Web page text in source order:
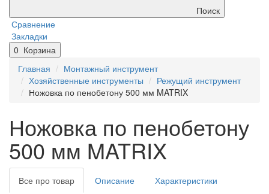
Поиск
Сравнение
Закладки
0 Корзина
Главная
Монтажный инструмент
Хозяйственные инструменты
Режущий инструмент
Ножовка по пенобетону 500 мм MATRIX
Ножовка по пенобетону
500 мм MATRIX
Все про товар Описание Характеристики